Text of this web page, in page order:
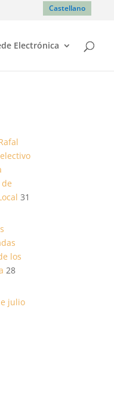
Castellano
Electrónica
31
los
28
julio